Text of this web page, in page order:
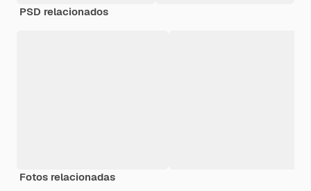
PSD relacionados
Fotos relacionadas